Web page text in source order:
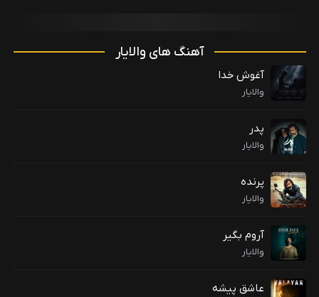
آهنگ های والایار
آغوش خدا
والایار
پدر
والایار
پرنده
والایار
آروم بگیر
والایار
عاشق پیشه